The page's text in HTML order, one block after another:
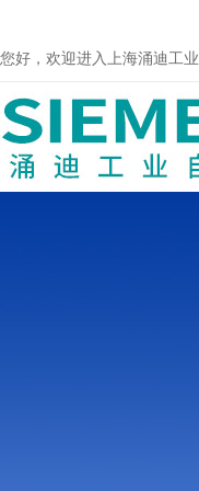
您好，欢迎进入上海涌迪工